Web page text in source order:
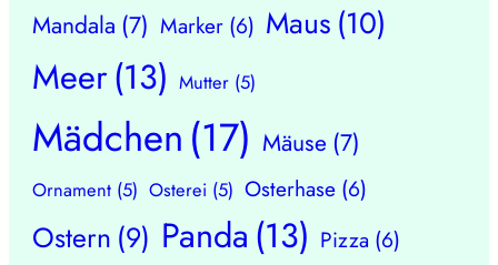
Mandala (7) Marker (6) Maus (10)
Meer(13) Mutter (5)
Mädchen (17) Mäuse (7)
Ornament (5) Osterei (5) Osterhase (6)
Ostern (9) Panda (13) Pizza (6)